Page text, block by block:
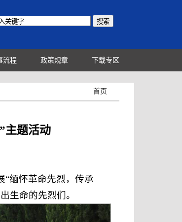
流程 政策规章 下载专区
首页
主题活动
“缅怀革命先烈，传承
生命的先烈们。